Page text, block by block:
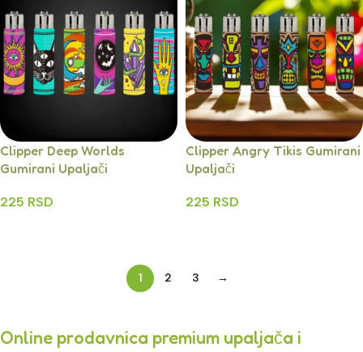
Clipper Deep Worlds
Gumirani Upaljači
225 RSD
Clipper Angry Tikis Gumirani
Upaljači
225 RSD
1 2 3 →
Online prodavnica premium upaljača i